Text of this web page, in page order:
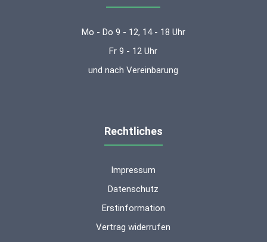
Mo - Do 9 - 12, 14 - 18 Uhr
Fr 9 - 12 Uhr
und nach Vereinbarung
Rechtliches
Impressum
Datenschutz
Erstinformation
Vertrag widerrufen